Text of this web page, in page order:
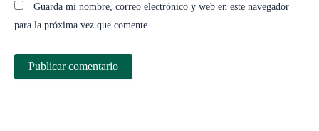
Guarda mi nombre, correo electrónico y web en este navegador
para la próxima vez que comente.